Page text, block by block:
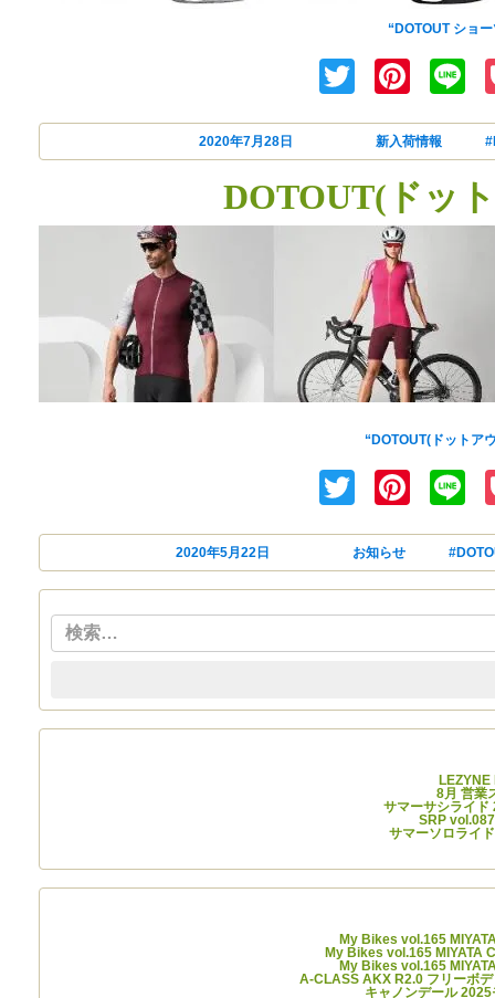
“DOTOUT ショ
Twitter
2020年7月28日 新入荷情報
DOTOUT(ドッ
“DOTOUT(ドットア
Twitter
投稿日:2020年5月22日 お知らせ タグ
8月 営業
サマーサシライド
SRP
サマーソロライ
My Bikes vol.165
My Bikes vol.165 MIYATA
My Bikes vol.165
A-CLASS AKX R2.0 フリーボ
キャノンデール